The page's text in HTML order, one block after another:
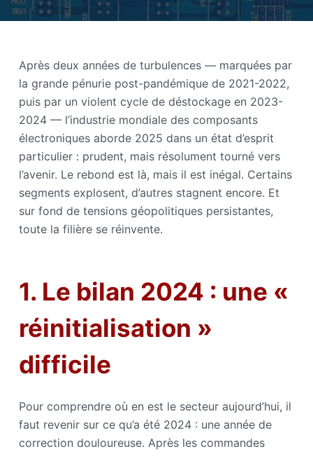
u
Après deux années de turbulences — marquées par
la grande pénurie post-pandémique de 2021-2022,
puis par un violent cycle de déstockage en 2023-
2024 — l’industrie mondiale des composants
électroniques aborde 2025 dans un état d’esprit
particulier : prudent, mais résolument tourné vers
l’avenir. Le rebond est là, mais il est inégal. Certains
segments explosent, d’autres stagnent encore. Et
sur fond de tensions géopolitiques persistantes,
toute la filière se réinvente.
1. Le bilan 2024 : une «
réinitialisation »
difficile
Pour comprendre où en est le secteur aujourd’hui, il
faut revenir sur ce qu’a été 2024 : une année de
correction douloureuse. Après les commandes